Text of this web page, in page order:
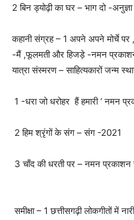
2 बिन ड्योढ़ी का घर – भाग दो -
कहानी संग्रह – 1 अपने अपने मोर्चे
-मैं ,फूलमती और हिजड़े -नमन
यात्रा संस्मरण – साहित्यकारों जन्म
1 -धरा जो धरोहर हैं हमारी ‘ नमन
2 हिम श्रृंगों के संग – संग -2021
3 चाँद की धरती पर – नमन प्रकाशन
समीक्षा – 1 छत्तीसगढ़ी लोकगीतों में